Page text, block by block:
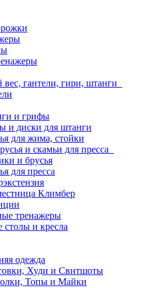
гантели, гири, штанги
и грифы
и диски для штанги
для жима, стойки
и скамьи для пресса
и брусья
для пресса
Климбер
тренажеры
и кресла
одежда
Худи и Свитшоты
Топы и Майки